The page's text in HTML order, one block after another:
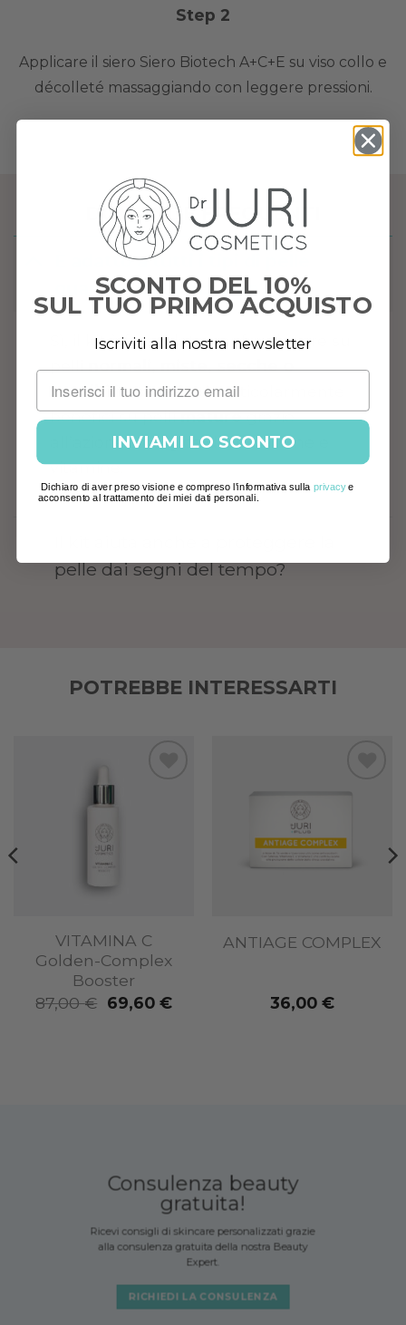
Step 2
Applicare il siero Siero Biotech A+C+E su viso collo e
décolleté massaggiando con leggere pressioni.
DOMANDE FREQUENTI
È adatto a tutti i tipi di pelle
quando usato insieme?
Sì, il kit è formulato per funzionare su
pellinormali, miste, secche o
sensibili , con effetti particolarmente
benefici su pellimaturegrazie
all’azione sinergica di idratazione e
vitamine.
pelle dai segni del tempo?
POTREBBE INTERESSARTI
VITAMINA C
Golden-Complex
Booster
87,00€ Il
prezzo
69,60 €Il
ANTIAGE COMPLEX
36,00 €
Consulenza beauty
gratuita!
Ricevi consigli di skincare personalizzati grazie
alla consulenza gratuita della nostra Beauty
Expert.
RICHIEDI LA CONSULENZA
SCONTO DEL 10%
SUL TUO PRIMO ACQUISTO
Iscriviti alla nostra newsletter
INVIAMI LO SCONTO
Dichiaro di aver preso visione e compreso l'informativa sulla privacye
acconsento al trattamento dei miei dati personali.